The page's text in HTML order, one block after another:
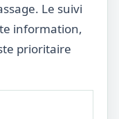
Le suivi
information,
prioritaire